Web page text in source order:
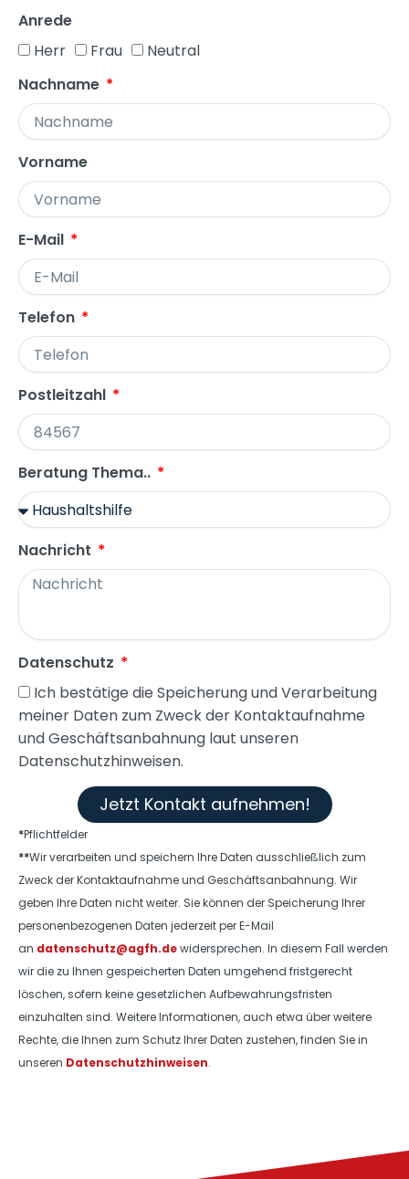
Anrede
Herr
Frau
Neutral
Nachname
Vorname
E-Mail
Telefon
Postleitzahl
Beratung Thema..
Nachricht
Datenschutz
Ich bestätige die Speicherung und Verarbeitung
meiner Daten zum Zweck der Kontaktaufnahme
und Geschäftsanbahnung laut unseren
Datenschutzhinweisen.
Jetzt Kontakt aufnehmen!
*Pflichtfelder
**Wir verarbeiten und speichern Ihre Daten ausschließlich zum
Zweck der Kontaktaufnahme und Geschäftsanbahnung. Wir
geben Ihre Daten nicht weiter. Sie können der Speicherung Ihrer
personenbezogenen Daten jederzeit per E-Mail
an datenschutz@agfh.dewidersprechen. In diesem Fall werden
wir die zu Ihnen gespeicherten Daten umgehend fristgerecht
löschen, sofern keine gesetzlichen Aufbewahrungsfristen
einzuhalten sind. Weitere Informationen, auch etwa über weitere
Rechte, die Ihnen zum Schutz Ihrer Daten zustehen, finden Sie in
unseren Datenschutzhinweisen.